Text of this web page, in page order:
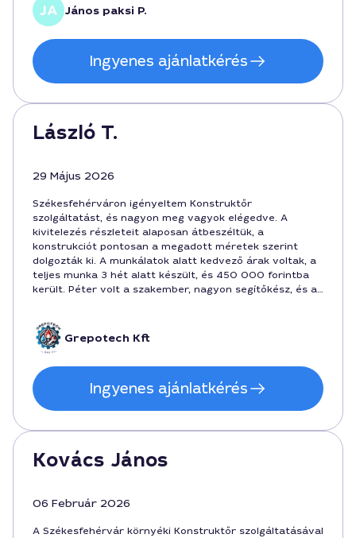
János paksi P.
Ingyenes ajánlatkérés
László T.
29 Május 2026
Székesfehérváron igényeltem Konstruktőr
szolgáltatást, és nagyon meg vagyok elégedve. A
kivitelezés részleteit alaposan átbeszéltük, a
konstrukciót pontosan a megadott méretek szerint
dolgozták ki. A munkálatok alatt kedvező árak voltak, a
teljes munka 3 hét alatt készült, és 450 000 forintba
került. Péter volt a szakember, nagyon segítőkész, és a
Grepotech Kft
Ingyenes ajánlatkérés
Kovács János
06 Február 2026
A Székesfehérvár környéki Konstruktőr szolgáltatásával